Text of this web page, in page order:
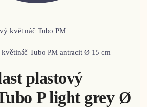
květináč Tubo PM antracit Ø 15 cm
plastový
P light grey Ø